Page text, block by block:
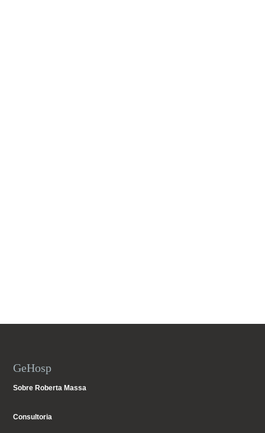
GeHosp
Sobre Roberta Massa
Consultoria